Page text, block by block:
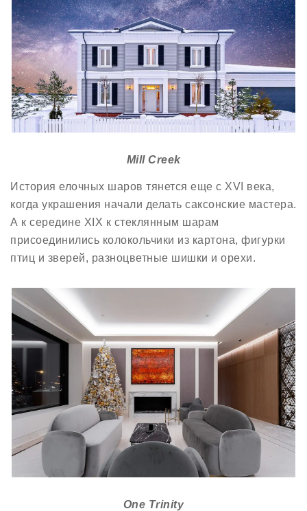
Mill Creek
История елочных шаров тянется еще с XVI века,
когда украшения начали делать саксонские мастера.
А к середине XIX к стеклянным шарам
присоединились колокольчики из картона, фигурки
птиц и зверей, разноцветные шишки и орехи.
One Trinity